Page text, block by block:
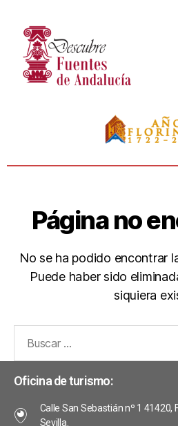
Página no
No se ha podido encontrar
Puede haber sido
siquiera
Oficina de turismo:
Calle San Sebastián nº 1 41420,
Sevilla.